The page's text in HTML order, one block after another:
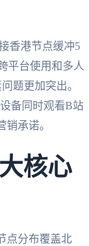
香港节点缓冲5
平台使用和多人
题更加突出。
备同时观看B站
承诺。
核心
点分布覆盖北